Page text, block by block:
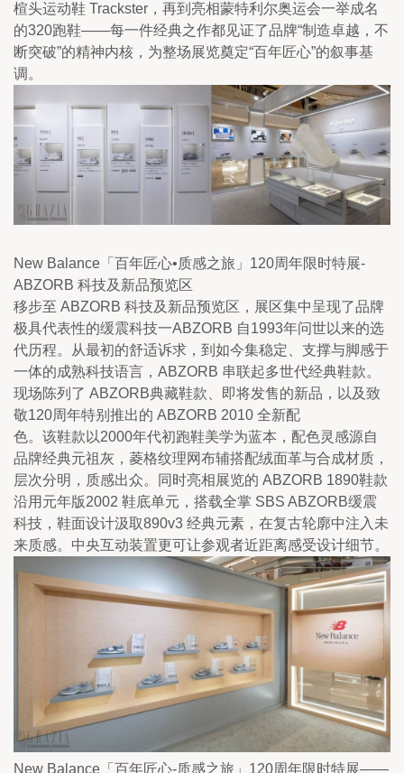
楦头运动鞋 Trackster，再到亮相蒙特利尔奥运会一举成名
的320跑鞋——每一件经典之作都见证了品牌“制造卓越，不
断突破”的精神内核，为整场展览奠定“百年匠心”的叙事基
调。
New Balance「百年匠心•质感之旅」120周年限时特展-
ABZORB 科技及新品预览区
移步至 ABZORB 科技及新品预览区，展区集中呈现了品牌
极具代表性的缓震科技一ABZORB 自1993年问世以来的选
代历程。从最初的舒适诉求，到如今集稳定、支撑与脚感于
一体的成熟科技语言，ABZORB 串联起多世代经典鞋款。
现场陈列了 ABZORB典藏鞋款、即将发售的新品，以及致
敬120周年特别推出的 ABZORB 2010 全新配
色。该鞋款以2000年代初跑鞋美学为蓝本，配色灵感源自
品牌经典元祖灰，菱格纹理网布辅搭配绒面革与合成材质，
层次分明，质感出众。同时亮相展览的 ABZORB 1890鞋款
沿用元年版2002 鞋底单元，搭载全掌 SBS ABZORB缓震
科技，鞋面设计汲取890v3 经典元素，在复古轮廓中注入未
来质感。中央互动装置更可让参观者近距离感受设计细节。
New Balance「百年匠心-质感之旅」120周年限时特展——